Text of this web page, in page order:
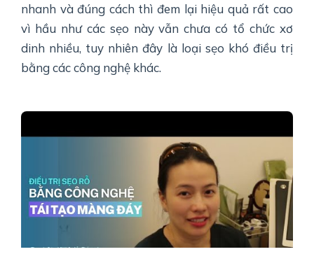
nhanh và đúng cách thì đem lại hiệu quả rất cao
vì hầu như các sẹo này vẫn chưa có tổ chức xơ
dinh nhiều, tuy nhiên đây là loại sẹo khó điều trị
bằng các công nghệ khác.